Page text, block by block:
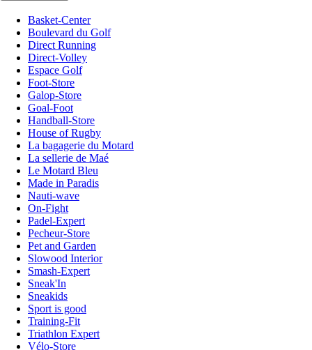
Basket-Center
Boulevard du Golf
Direct Running
Direct-Volley
Espace Golf
Foot-Store
Galop-Store
Goal-Foot
Handball-Store
House of Rugby
La bagagerie du Motard
La sellerie de Maé
Le Motard Bleu
Made in Paradis
Nauti-wave
On-Fight
Padel-Expert
Pecheur-Store
Pet and Garden
Slowood Interior
Smash-Expert
Sneak'In
Sneakids
Sport is good
Training-Fit
Triathlon Expert
Vélo-Store